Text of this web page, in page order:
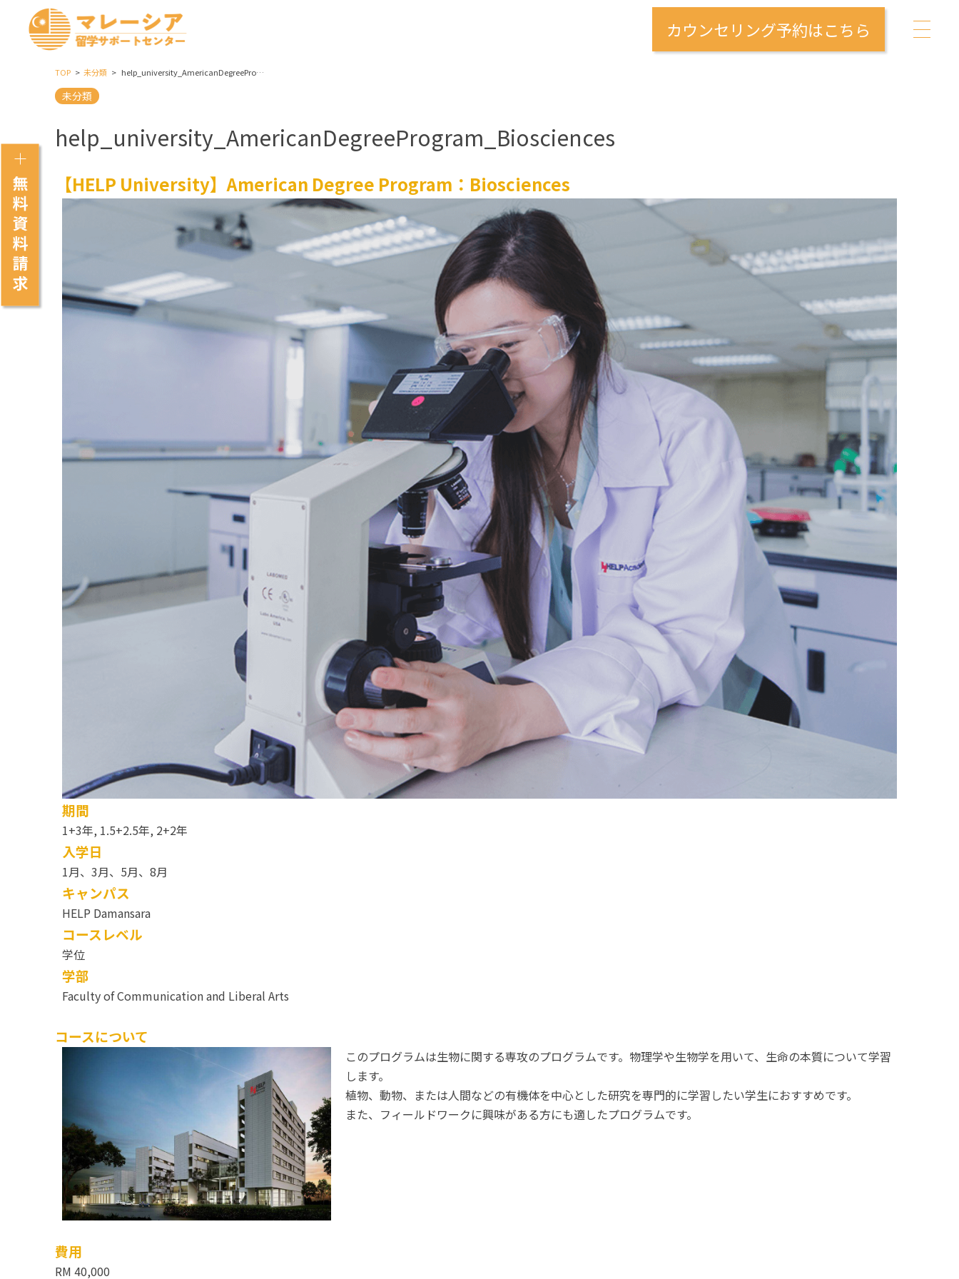
カウンセリング予約はこちら
TOP 未分類 help_university_AmericanDegreeProgram_Biosciences
未分類
help_university_AmericanDegreeProgram_Biosciences
【HELP University】American Degree Program：Biosciences
期間
1+3年, 1.5+2.5年, 2+2年
入学日
1月、3月、5月、8月
キャンパス
HELP Damansara
コースレベル
学位
学部
Faculty of Communication and Liberal Arts
コースについて
このプログラムは生物に関する専攻のプログラムです。物理学や生物学を用いて、生命の本質について学習
します。
植物、動物、または人間などの有機体を中心とした研究を専門的に学習したい学生におすすめです。
また、フィールドワークに興味がある方にも適したプログラムです。
費用
RM 40,000